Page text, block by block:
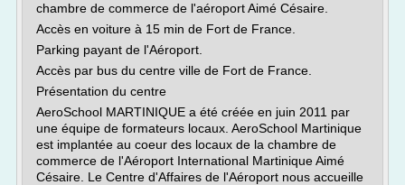
chambre de commerce de l'aéroport Aimé Césaire.
Accès en voiture à 15 min de Fort de France.
Parking payant de l'Aéroport.
Accès par bus du centre ville de Fort de France.
Présentation du centre
AeroSchool MARTINIQUE a été créée en juin 2011 par
une équipe de formateurs locaux. AeroSchool Martinique
est implantée au coeur des locaux de la chambre de
commerce de l'Aéroport International Martinique Aimé
Césaire. Le Centre d'Affaires de l'Aéroport nous accueille